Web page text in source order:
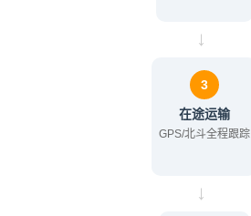
→
3
在途运输
GPS/北斗全程跟踪
→